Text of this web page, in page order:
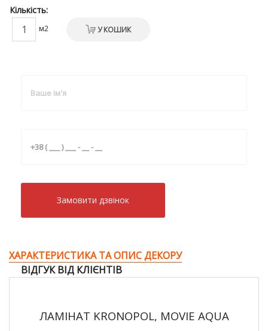
Кількість:
м2 У КОШИК
Замовити дзвiнок
ХАРАКТЕРИСТИКА ТА ОПИС ДЕКОРУ
ВІДГУК ВІД КЛІЄНТІВ
ЛАМІНАТ KRONOPOL, MOVIE AQUA